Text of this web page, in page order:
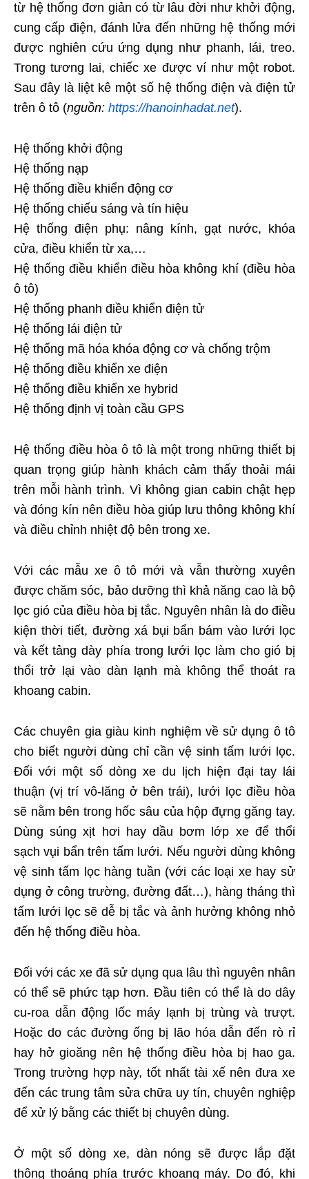
từ hệ thống đơn giản có từ lâu đời như khởi động,
cung cấp điện, đánh lửa đến những hệ thống mới
được nghiên cứu ứng dụng như phanh, lái, treo.
Trong tương lai, chiếc xe được ví như một robot.
Sau đây là liệt kê một số hệ thống điện và điện tử
trên ô tô (nguồn: https://hanoinhadat.net).
Hệ thống khởi động
Hệ thống nạp
Hệ thống điều khiển động cơ
Hệ thống chiếu sáng và tín hiệu
Hệ thống điện phụ: nâng kính, gạt nước, khóa
cửa, điều khiển từ xa,…
Hệ thống điều khiển điều hòa không khí (điều hòa
ô tô)
Hệ thống phanh điều khiển điện tử
Hệ thống lái điện tử
Hệ thống mã hóa khóa động cơ và chống trộm
Hệ thống điều khiển xe điện
Hệ thống điều khiển xe hybrid
Hệ thống định vị toàn cầu GPS
Hệ thống điều hòa ô tô là một trong những thiết bị
quan trọng giúp hành khách cảm thấy thoải mái
trên mỗi hành trình. Vì không gian cabin chật hẹp
và đóng kín nên điều hòa giúp lưu thông không khí
và điều chỉnh nhiệt độ bên trong xe.
Với các mẫu xe ô tô mới và vẫn thường xuyên
được chăm sóc, bảo dưỡng thì khả năng cao là bộ
lọc gió của điều hòa bị tắc. Nguyên nhân là do điều
kiện thời tiết, đường xá bụi bẩn bám vào lưới lọc
và kết tảng dày phía trong lưới lọc làm cho gió bị
thổi trở lại vào dàn lạnh mà không thể thoát ra
khoang cabin.
Các chuyên gia giàu kinh nghiệm về sử dụng ô tô
cho biết người dùng chỉ cần vệ sinh tấm lưới lọc.
Đối với một số dòng xe du lịch hiện đại tay lái
thuận (vị trí vô-lăng ở bên trái), lưới lọc điều hòa
sẽ nằm bên trong hốc sâu của hộp đựng găng tay.
Dùng súng xịt hơi hay dầu bơm lớp xe để thổi
sạch vụi bẩn trên tấm lưới. Nếu người dùng không
vệ sinh tấm lọc hàng tuần (với các loại xe hay sử
dụng ở công trường, đường đất…), hàng tháng thì
tấm lưới lọc sẽ dễ bị tắc và ảnh hưởng không nhỏ
đến hệ thống điều hòa.
Đối với các xe đã sử dụng qua lâu thì nguyên nhân
có thể sẽ phức tạp hơn. Đầu tiên có thể là do dây
cu-roa dẫn động lốc máy lạnh bị trùng và trượt.
Hoặc do các đường ống bị lão hóa dẫn đến rò rỉ
hay hở gioăng nên hệ thống điều hòa bị hao ga.
Trong trường hợp này, tốt nhất tài xế nên đưa xe
đến các trung tâm sửa chữa uy tín, chuyên nghiệp
để xử lý bằng các thiết bị chuyên dùng.
Ở một số dòng xe, dàn nóng sẽ được lắp đặt
thông thoáng phía trước khoang máy. Do đó, khi